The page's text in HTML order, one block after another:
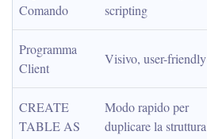
Comando
scripting
Programma
Client
Visivo, user-friendly
CREATE
TABLE AS
Modo rapido per
duplicare la struttura